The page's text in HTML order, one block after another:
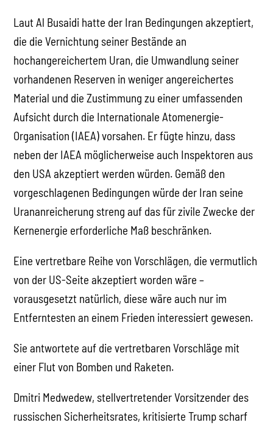
Laut Al Busaidi hatte der Iran Bedingungen akzeptiert,
die die Vernichtung seiner Bestände an
hochangereichertem Uran, die Umwandlung seiner
vorhandenen Reserven in weniger angereichertes
Material und die Zustimmung zu einer umfassenden
Aufsicht durch die Internationale Atomenergie-
Organisation (IAEA) vorsahen. Er fügte hinzu, dass
neben der IAEA möglicherweise auch Inspektoren aus
den USA akzeptiert werden würden. Gemäß den
vorgeschlagenen Bedingungen würde der Iran seine
Urananreicherung streng auf das für zivile Zwecke der
Kernenergie erforderliche Maß beschränken.
Eine vertretbare Reihe von Vorschlägen, die vermutlich
von der US-Seite akzeptiert worden wäre –
vorausgesetzt natürlich, diese wäre auch nur im
Entferntesten an einem Frieden interessiert gewesen.
Sie antwortete auf die vertretbaren Vorschläge mit
einer Flut von Bomben und Raketen.
Dmitri Medwedew, stellvertretender Vorsitzender des
russischen Sicherheitsrates, kritisierte Trump scharf